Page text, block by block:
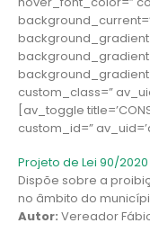
custom_class=”
[av_toggle
custom_id=”
Projeto de Lei 90/2020
Dispõe sobre a
no âmbito do
Autor: Vereador